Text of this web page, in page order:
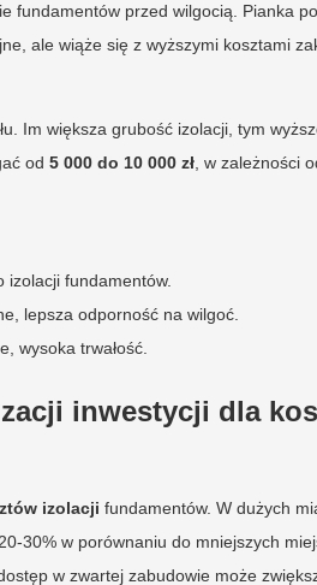
fundamentów przed wilgocią. Pianka
ale wiąże się z wyższymi kosztami
Im większa grubość izolacji, tym
od 5 000 do 10 000 zł, w zależności
izolacji fundamentów.
lepsza odporność na wilgoć.
wysoka trwałość.
inwestycji dla
izolacji fundamentów. W dużych
30% w porównaniu do mniejszych
w zwartej zabudowie może